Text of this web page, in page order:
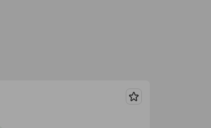
Guardar